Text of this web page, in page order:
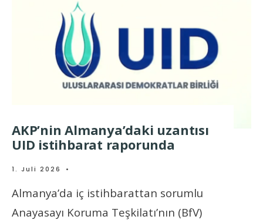
AKP’nin Almanya’daki uzantısı
UID istihbarat raporunda
1. Juli 2026 •
Almanya’da iç istihbarattan sorumlu
Anayasayı Koruma Teşkilatı’nın (BfV)